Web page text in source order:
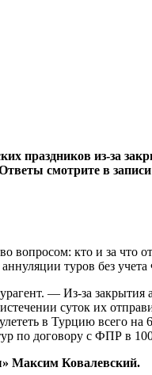
праздников из-за
смотрите в
вопросом: кто и за что
туров без
— Из-за закрытия
суток их
в Турцию всего на
по договору с ФПР в
Максим Ковалевский.